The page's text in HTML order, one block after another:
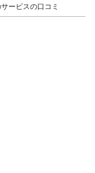
サービスの口コミ